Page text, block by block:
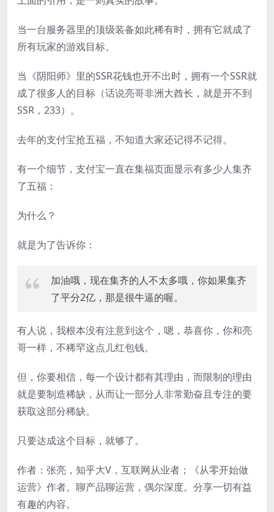
当一台服务器里的顶级装备如此稀有时，拥有它就成了
所有玩家的游戏目标。
当《阴阳师》里的SSR花钱也开不出时，拥有一个SSR就
成了很多人的目标（话说亮哥非洲大酋长，就是开不到
SSR，233）。
去年的支付宝抢五福，不知道大家还记得不记得。
有一个细节，支付宝一直在集福页面显示有多少人集齐
了五福：
为什么？
就是为了告诉你：
加油哦，现在集齐的人不太多哦，你如果集齐
了平分2亿，那是很牛逼的喔。
有人说，我根本没有注意到这个，嗯，恭喜你，你和亮
哥一样，不稀罕这点儿红包钱。
但，你要相信，每一个设计都有其理由，而限制的理由
就是要制造稀缺，从而让一部分人非常勤奋且专注的要
获取这部分稀缺。
只要达成这个目标，就够了。
作者：张亮，知乎大V，互联网从业者；《从零开始做
运营》作者。聊产品聊运营，偶尔深度。分享一切有益
有趣的内容。